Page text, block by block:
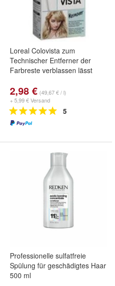
Loreal Colovista zum
Technischer Entferner der
Farbreste verblassen lässt
2,98 € (49,67 € / l)
+ 5,99 € Versand
5
Professionelle sulfatfreie
Spülung für geschädigtes Haar
500 ml